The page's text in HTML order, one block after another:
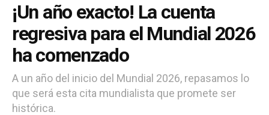
¡Un año exacto! La cuenta
regresiva para el Mundial 2026
ha comenzado
A un año del inicio del Mundial 2026, repasamos lo
que será esta cita mundialista que promete ser
histórica.